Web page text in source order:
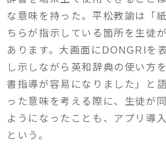
な意味を持った。平松教諭は「
ちらが指示している箇所を生徒
あります。大画面にDONGRIを
し示しながら英和辞典の使い方
書指導が容易になりました」と
った意味を考える際に、生徒が
ようになったことも、アプリ導
という。